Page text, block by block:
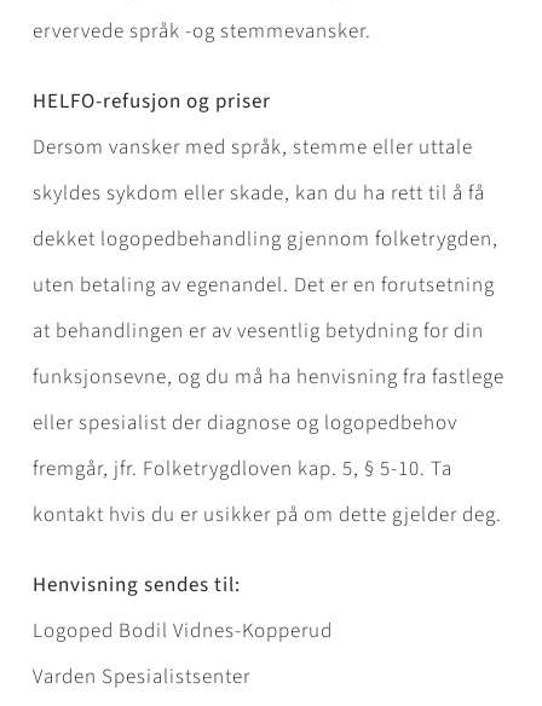
ervervede språk -og stemmevansker.
HELFO-refusjon og priser
Dersom vansker med språk, stemme eller uttale
skyldes sykdom eller skade, kan du ha rett til å få
dekket logopedbehandling gjennom folketrygden,
uten betaling av egenandel. Det er en forutsetning
at behandlingen er av vesentlig betydning for din
funksjonsevne, og du må ha henvisning fra fastlege
eller spesialist der diagnose og logopedbehov
fremgår, jfr. Folketrygdloven kap. 5, § 5-10. Ta
kontakt hvis du er usikker på om dette gjelder deg.
Henvisning sendes til:
Logoped Bodil Vidnes-Kopperud
Varden Spesialistsenter